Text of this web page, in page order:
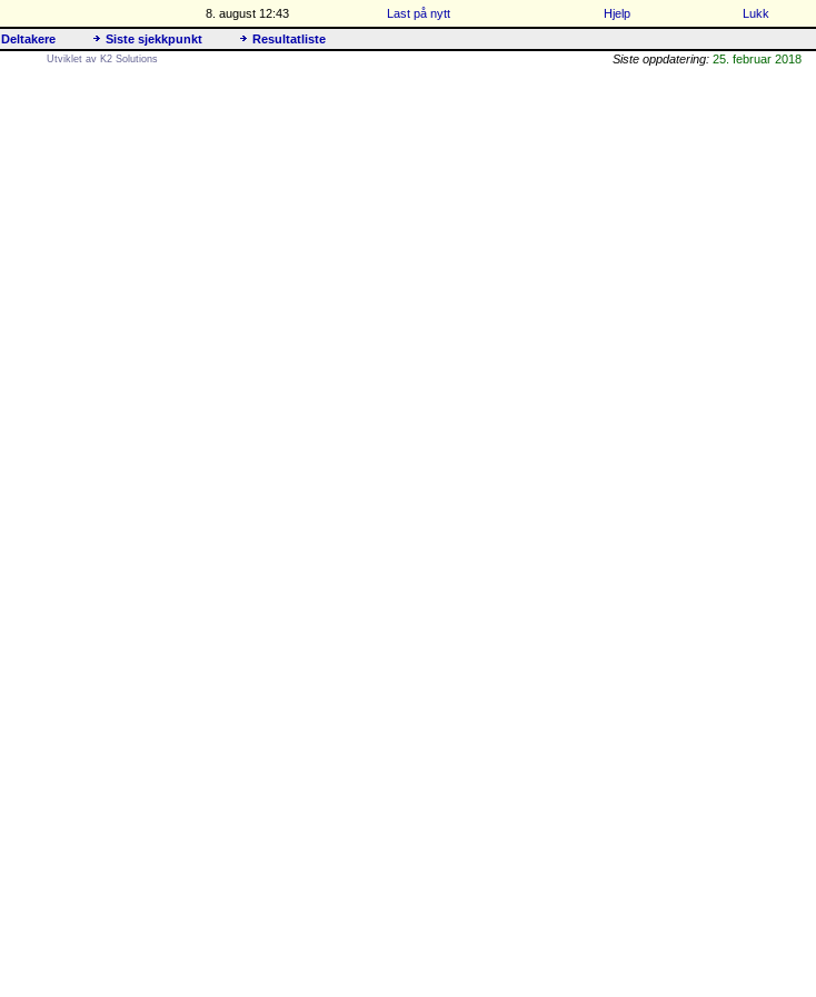
8. august 12:43 Last på nytt Hjelp
Lukk
Deltakere Siste sjekkpunkt
Resultatliste
Utviklet av K2 Solutions Siste oppdatering: 25. februar 2018